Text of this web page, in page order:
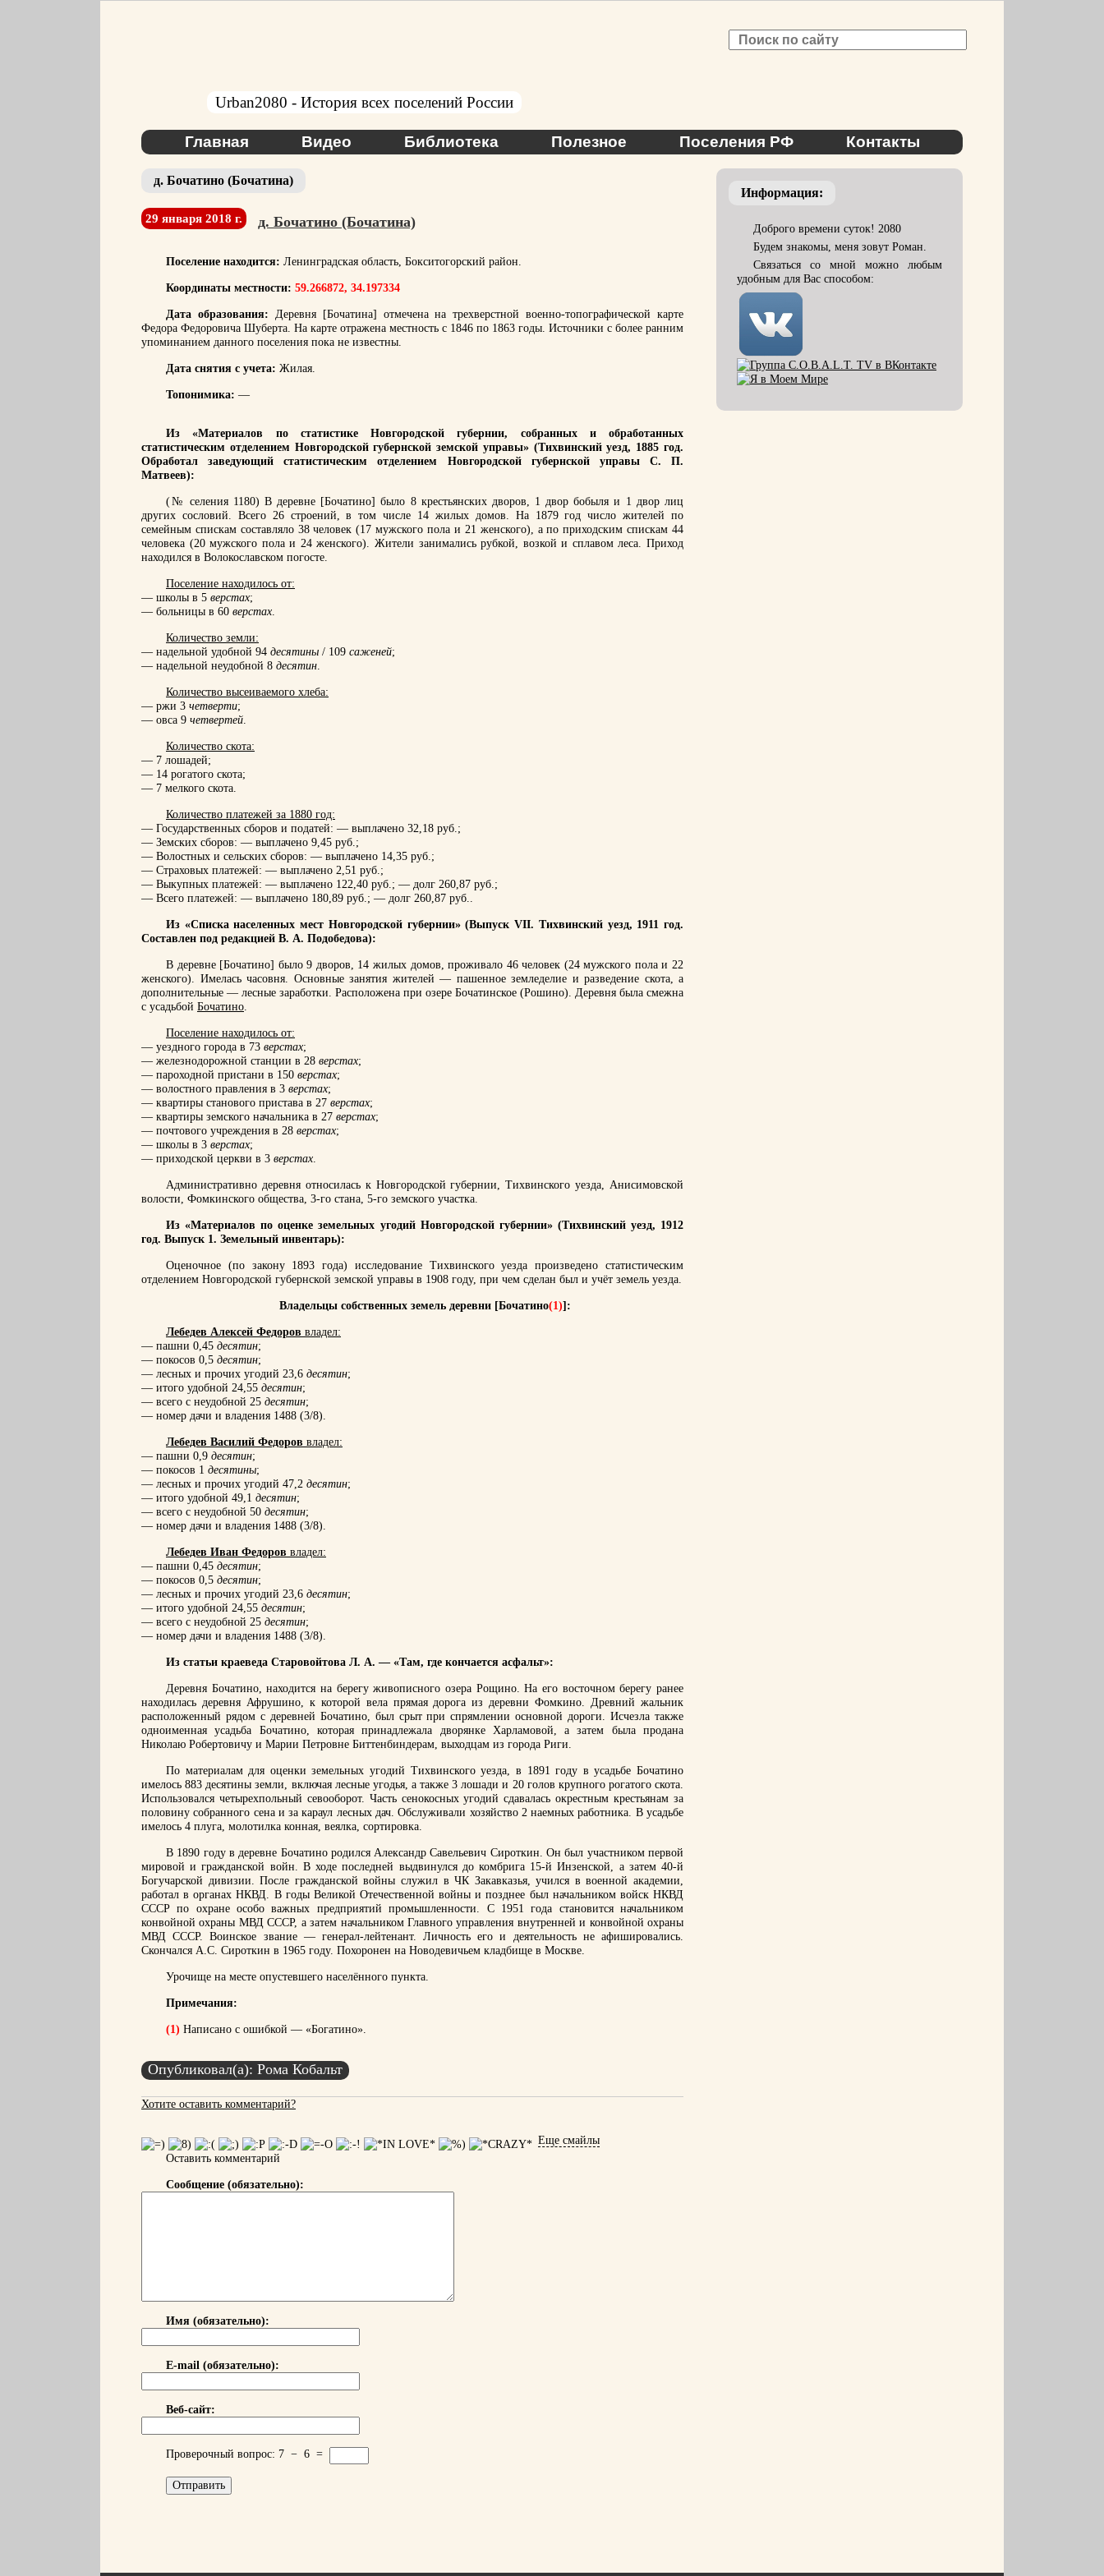
Urban2080 - История всех поселений России
Главная Видео Библиотека Полезное Поселения РФ Контакты
д. Бочатино (Бочатина)
29 января 2018 г. д. Бочатино (Бочатина)
Поселение находится: Ленинградская область, Бокситогорский район.
Координаты местности: 59.266872, 34.197334
Дата образования: Деревня [Бочатина] отмечена на трехверстной военно-топографической карте
Федора Федоровича Шуберта. На карте отражена местность с 1846 по 1863 годы. Источники с более ранним
упоминанием данного поселения пока не известны.
Дата снятия с учета: Жилая.
Топонимика: —
Из «Материалов по статистике Новгородской губернии, собранных и обработанных
статистическим отделением Новгородской губернской земской управы» (Тихвинский уезд, 1885 год.
Обработал заведующий статистическим отделением Новгородской губернской управы С. П.
Матвеев):
(№ селения 1180) В деревне [Бочатино] было 8 крестьянских дворов, 1 двор бобыля и 1 двор лиц
других сословий. Всего 26 строений, в том числе 14 жилых домов. На 1879 год число жителей по
семейным спискам составляло 38 человек (17 мужского пола и 21 женского), а по приходским спискам 44
человека (20 мужского пола и 24 женского). Жители занимались рубкой, возкой и сплавом леса. Приход
находился в Волокославском погосте.
Поселение находилось от:
— школы в 5 верстах;
— больницы в 60 верстах.
Количество земли:
— надельной удобной 94 десятины / 109 саженей;
— надельной неудобной 8 десятин.
Количество высеиваемого хлеба:
— ржи 3 четверти;
— овса 9 четвертей.
Количество скота:
— 7 лошадей;
— 14 рогатого скота;
— 7 мелкого скота.
Количество платежей за 1880 год:
— Государственных сборов и податей: — выплачено 32,18 руб.;
— Земских сборов: — выплачено 9,45 руб.;
— Волостных и сельских сборов: — выплачено 14,35 руб.;
— Страховых платежей: — выплачено 2,51 руб.;
— Выкупных платежей: — выплачено 122,40 руб.; — долг 260,87 руб.;
— Всего платежей: — выплачено 180,89 руб.; — долг 260,87 руб..
Из «Списка населенных мест Новгородской губернии» (Выпуск VII. Тихвинский уезд, 1911 год.
Составлен под редакцией В. А. Подобедова):
В деревне [Бочатино] было 9 дворов, 14 жилых домов, проживало 46 человек (24 мужского пола и 22
женского). Имелась часовня. Основные занятия жителей — пашенное земледелие и разведение скота, а
дополнительные — лесные заработки. Расположена при озере Бочатинское (Рошино). Деревня была смежна
с усадьбой Бочатино.
Поселение находилось от:
— уездного города в 73 верстах;
— железнодорожной станции в 28 верстах;
— пароходной пристани в 150 верстах;
— волостного правления в 3 верстах;
— квартиры станового пристава в 27 верстах;
— квартиры земского начальника в 27 верстах;
— почтового учреждения в 28 верстах;
— школы в 3 верстах;
— приходской церкви в 3 верстах.
Административно деревня относилась к Новгородской губернии, Тихвинского уезда, Анисимовской
волости, Фомкинского общества, 3-го стана, 5-го земского участка.
Из «Материалов по оценке земельных угодий Новгородской губернии» (Тихвинский уезд, 1912
год. Выпуск 1. Земельный инвентарь):
Оценочное (по закону 1893 года) исследование Тихвинского уезда произведено статистическим
отделением Новгородской губернской земской управы в 1908 году, при чем сделан был и учёт земель уезда.
Владельцы собственных земель деревни [Бочатино(1)]:
Лебедев Алексей Федоров владел:
— пашни 0,45 десятин;
— покосов 0,5 десятин;
— лесных и прочих угодий 23,6 десятин;
— итого удобной 24,55 десятин;
— всего с неудобной 25 десятин;
— номер дачи и владения 1488 (3/8).
Лебедев Василий Федоров владел:
— пашни 0,9 десятин;
— покосов 1 десятины;
— лесных и прочих угодий 47,2 десятин;
— итого удобной 49,1 десятин;
— всего с неудобной 50 десятин;
— номер дачи и владения 1488 (3/8).
Лебедев Иван Федоров владел:
— пашни 0,45 десятин;
— покосов 0,5 десятин;
— лесных и прочих угодий 23,6 десятин;
— итого удобной 24,55 десятин;
— всего с неудобной 25 десятин;
— номер дачи и владения 1488 (3/8).
Из статьи краеведа Старовойтова Л. А. — «Там, где кончается асфальт»:
Деревня Бочатино, находится на берегу живописного озера Рощино. На его восточном берегу ранее
находилась деревня Афрушино, к которой вела прямая дорога из деревни Фомкино. Древний жальник
расположенный рядом с деревней Бочатино, был срыт при спрямлении основной дороги. Исчезла также
одноименная усадьба Бочатино, которая принадлежала дворянке Харламовой, а затем была продана
Николаю Робертовичу и Марии Петровне Биттенбиндерам, выходцам из города Риги.
По материалам для оценки земельных угодий Тихвинского уезда, в 1891 году в усадьбе Бочатино
имелось 883 десятины земли, включая лесные угодья, а также 3 лошади и 20 голов крупного рогатого скота.
Использовался четырехпольный севооборот. Часть сенокосных угодий сдавалась окрестным крестьянам за
половину собранного сена и за караул лесных дач. Обслуживали хозяйство 2 наемных работника. В усадьбе
имелось 4 плуга, молотилка конная, веялка, сортировка.
В 1890 году в деревне Бочатино родился Александр Савельевич Сироткин. Он был участником первой
мировой и гражданской войн. В ходе последней выдвинулся до комбрига 15-й Инзенской, а затем 40-й
Богучарской дивизии. После гражданской войны служил в ЧК Закавказья, учился в военной академии,
работал в органах НКВД. В годы Великой Отечественной войны и позднее был начальником войск НКВД
СССР по охране особо важных предприятий промышленности. С 1951 года становится начальником
конвойной охраны МВД СССР, а затем начальником Главного управления внутренней и конвойной охраны
МВД СССР. Воинское звание — генерал-лейтенант. Личность его и деятельность не афишировались.
Скончался А.С. Сироткин в 1965 году. Похоронен на Новодевичьем кладбище в Москве.
Урочище на месте опустевшего населённого пункта.
Примечания:
(1) Написано с ошибкой — «Богатино».
Опубликовал(а): Рома Кобальт
Хотите оставить комментарий?
Еще смайлы
Оставить комментарий
Сообщение (обязательно):
Имя (обязательно):
E-mail (обязательно):
Веб-сайт:
Проверочный вопрос: 7 − 6 =
Информация:
Доброго времени суток! 2080
Будем знакомы, меня зовут Роман.
Связаться со мной можно любым
удобным для Вас способом: